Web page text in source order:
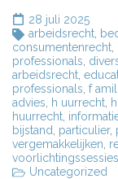
28 juli 2025
arbeidsrecht
consumentenrecht
professionals
arbeidsrecht
professionals f amili
advies
h uurrecht
huurrecht
bijstand
particulier,
vergemakkelijken
voorlichtingssessies
Uncategorized